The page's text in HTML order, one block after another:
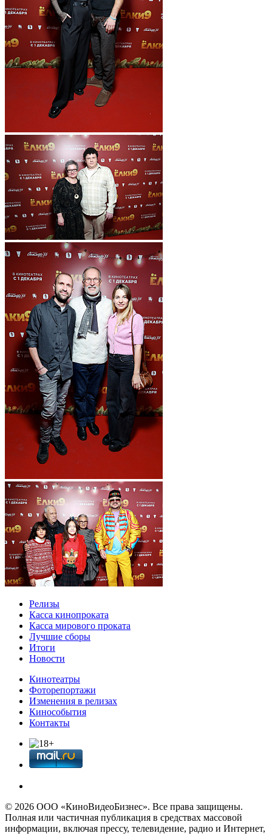
Релизы
Касса кинопроката
Касса мирового проката
Лучшие сборы
Итоги
Новости
Кинотеатры
Фоторепортажи
Изменения в релизах
Кинособытия
Контакты
© 2026 OOО «КиноВидеоБизнес». Все права защищены.
Полная или частичная публикация в средствах массовой
информации, включая прессу, телевидение, радио и Интернет,